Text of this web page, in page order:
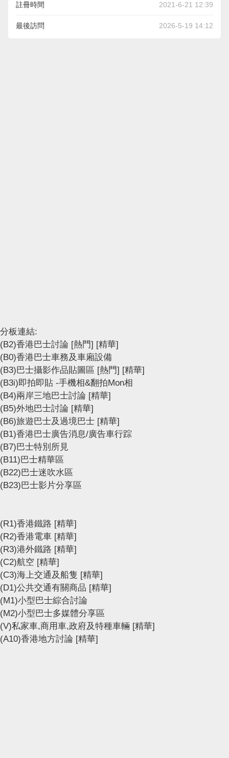
註冊時間 2021-6-21 12:39
最後訪問 2026-5-19 14:12
分板連結:
(B2)香港巴士討論 [熱門] [精華]
(B0)香港巴士車務及車廂設備
(B3)巴士攝影作品貼圖區 [熱門] [精華]
(B3i)即拍即貼 -手機相&翻拍Mon相
(B4)兩岸三地巴士討論 [精華]
(B5)外地巴士討論 [精華]
(B6)旅遊巴士及過境巴士 [精華]
(B1)香港巴士廣告消息/廣告車行踪
(B7)巴士特別所見
(B11)巴士精華區
(B22)巴士迷吹水區
(B23)巴士影片分享區
(R1)香港鐵路 [精華]
(R2)香港電車 [精華]
(R3)港外鐵路 [精華]
(C2)航空 [精華]
(C3)海上交通及船隻 [精華]
(D1)公共交通有關商品 [精華]
(M1)小型巴士綜合討論
(M2)小型巴士多媒體分享區
(V)私家車,商用車,政府及特種車輛 [精華]
(A10)香港地方討論 [精華]